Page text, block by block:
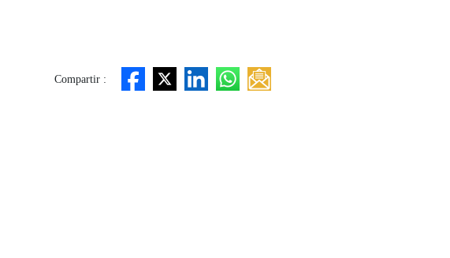
Compartir :